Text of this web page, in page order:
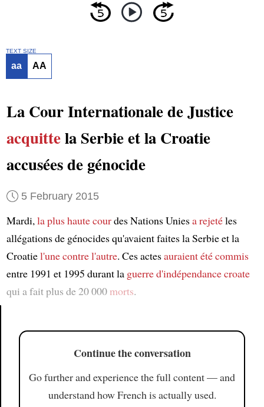
Article
TEXT SIZE
aa AA
La Cour Internationale de Justice
acquittela Serbie et la Croatie
accusées de génocide
5 February 2015
Mardi,la plus haute courdes Nations Uniesa rejetéles
allégations de génocides qu'avaient faites la Serbie et la
Croatiel'une contre l'autre. Ces actesauraient été commis
entre 1991 et 1995 durant la guerre d'indépendance croate
qui a fait plus de 20 000 morts.
Continue the conversation
Go further and experience the full content — and
understand how French is actually used.